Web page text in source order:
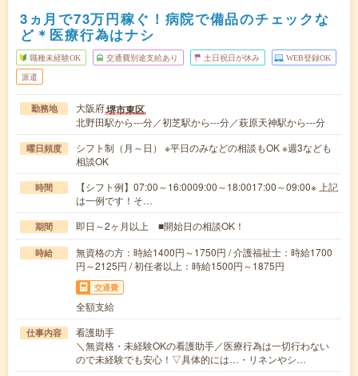
3ヵ月で73万円稼ぐ！病院で備品のチェックな
ど＊医療行為はナシ
職種未経験OK 交通費別途支給あり 土日祝日が休み WEB登録OK
派遣
勤務地 大阪府堺市東区
北野田駅から---分／初芝駅から---分／萩原天神駅から---分
曜日頻度
シフト制（月～日） ※平日のみなどの相談もOK ※週3なども
相談OK
時間
【シフト例】07:00～16:0009:00～18:0017:00～09:00※ 上記
は一例です！そ…
期間 即日～2ヶ月以上 ■開始日の相談OK！
時給
無資格の方：時給1400円～1750円 / 介護福祉士：時給1700
円～2125円 / 初任者以上：時給1500円～1875円
交通費
全額支給
仕事内容
看護助手
＼無資格・未経験OKの看護助手／医療行為は一切行わない
ので未経験でも安心！▽具体的には…・リネンやシ…